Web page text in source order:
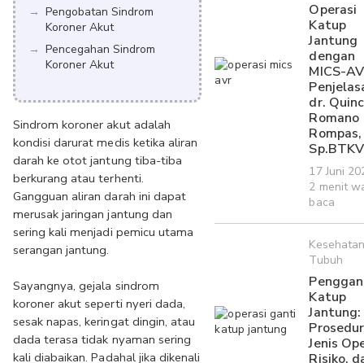
Pengobatan Sindrom
Koroner Akut
Pencegahan Sindrom
Koroner Akut
Sindrom koroner akut adalah
kondisi darurat medis ketika aliran
darah ke otot jantung tiba-tiba
berkurang atau terhenti.
Gangguan aliran darah ini dapat
merusak jaringan jantung dan
sering kali menjadi pemicu utama
serangan jantung.
Sayangnya, gejala sindrom
koroner akut seperti nyeri dada,
sesak napas, keringat dingin, atau
dada terasa tidak nyaman sering
kali diabaikan. Padahal jika dikenali
Operasi
Katup
Jantung
dengan
MICS-
dr.
Romano
Rompas,
Sp.BTKV
17 Juni
2 menit
baca
Kesehatan
Tubuh
Katup
Jantung:
Jenis
Risiko,